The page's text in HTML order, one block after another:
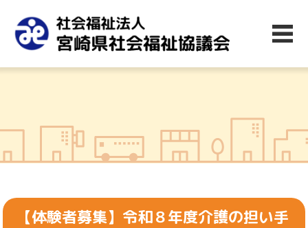
【体験者募集】令和８年度介護の担い手